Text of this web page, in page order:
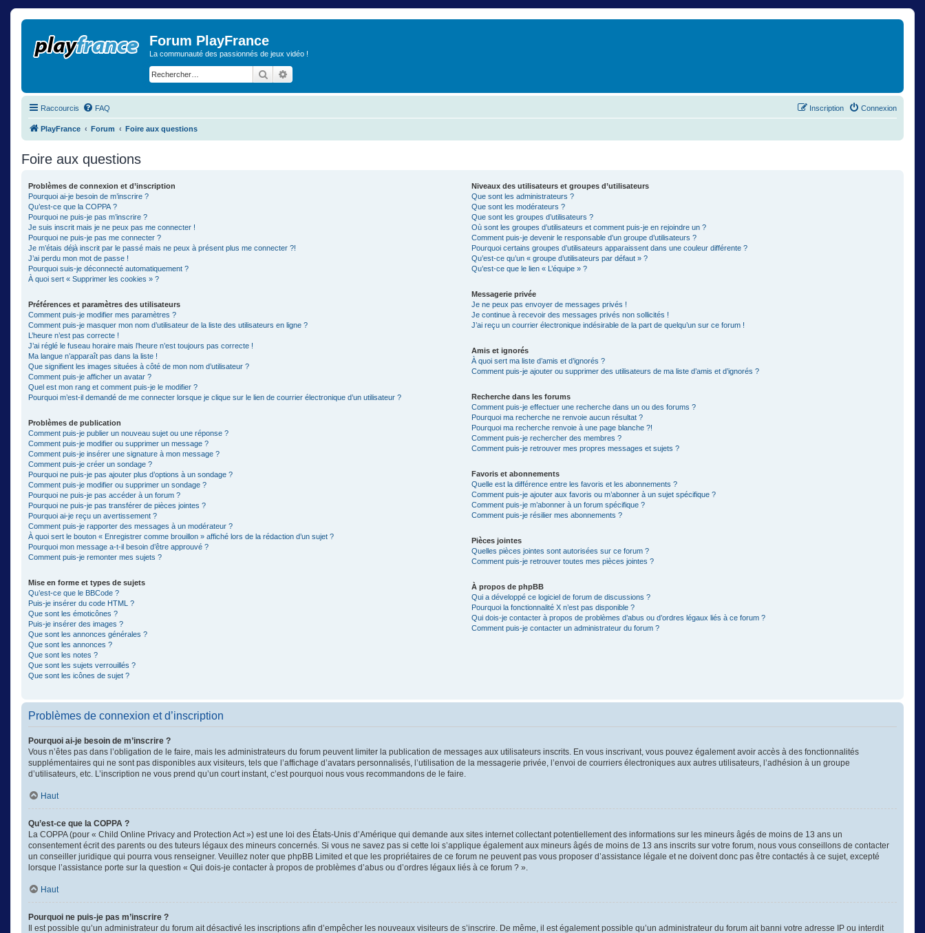
Forum PlayFrance
La communauté des passionnés de jeux vidéo !
Rechercher
Raccourcis FAQ Connexion
Inscription
PlayFrance Forum Foire aux questions
Foire aux questions
Problèmes de connexion et d’inscription
Pourquoi ai-je besoin de m’inscrire ?
Qu’est-ce que la COPPA ?
Pourquoi ne puis-je pas m’inscrire ?
Je suis inscrit mais je ne peux pas me connecter !
Pourquoi ne puis-je pas me connecter ?
Je m’étais déjà inscrit par le passé mais ne peux à présent plus me connecter ?!
J’ai perdu mon mot de passe !
Pourquoi suis-je déconnecté automatiquement ?
À quoi sert « Supprimer les cookies » ?
Préférences et paramètres des utilisateurs
Comment puis-je modifier mes paramètres ?
Comment puis-je masquer mon nom d’utilisateur de la liste des utilisateurs en ligne ?
L’heure n’est pas correcte !
J’ai réglé le fuseau horaire mais l’heure n’est toujours pas correcte !
Ma langue n’apparaît pas dans la liste !
Que signifient les images situées à côté de mon nom d’utilisateur ?
Comment puis-je afficher un avatar ?
Quel est mon rang et comment puis-je le modifier ?
Pourquoi m’est-il demandé de me connecter lorsque je clique sur le lien de courrier électronique d’un utilisateur ?
Problèmes de publication
Comment puis-je publier un nouveau sujet ou une réponse ?
Comment puis-je modifier ou supprimer un message ?
Comment puis-je insérer une signature à mon message ?
Comment puis-je créer un sondage ?
Pourquoi ne puis-je pas ajouter plus d’options à un sondage ?
Comment puis-je modifier ou supprimer un sondage ?
Pourquoi ne puis-je pas accéder à un forum ?
Pourquoi ne puis-je pas transférer de pièces jointes ?
Pourquoi ai-je reçu un avertissement ?
Comment puis-je rapporter des messages à un modérateur ?
À quoi sert le bouton « Enregistrer comme brouillon » affiché lors de la rédaction d’un sujet ?
Pourquoi mon message a-t-il besoin d’être approuvé ?
Comment puis-je remonter mes sujets ?
Mise en forme et types de sujets
Qu’est-ce que le BBCode ?
Puis-je insérer du code HTML ?
Que sont les émoticônes ?
Puis-je insérer des images ?
Que sont les annonces générales ?
Que sont les annonces ?
Que sont les notes ?
Que sont les sujets verrouillés ?
Que sont les icônes de sujet ?
Niveaux des utilisateurs et groupes d’utilisateurs
Que sont les administrateurs ?
Que sont les modérateurs ?
Que sont les groupes d’utilisateurs ?
Où sont les groupes d’utilisateurs et comment puis-je en rejoindre un ?
Comment puis-je devenir le responsable d’un groupe d’utilisateurs ?
Pourquoi certains groupes d’utilisateurs apparaissent dans une couleur différente ?
Qu’est-ce qu’un « groupe d’utilisateurs par défaut » ?
Qu’est-ce que le lien « L’équipe » ?
Messagerie privée
Je ne peux pas envoyer de messages privés !
Je continue à recevoir des messages privés non sollicités !
J’ai reçu un courrier électronique indésirable de la part de quelqu’un sur ce forum !
Amis et ignorés
À quoi sert ma liste d’amis et d’ignorés ?
Comment puis-je ajouter ou supprimer des utilisateurs de ma liste d’amis et d’ignorés ?
Recherche dans les forums
Comment puis-je effectuer une recherche dans un ou des forums ?
Pourquoi ma recherche ne renvoie aucun résultat ?
Pourquoi ma recherche renvoie à une page blanche ?!
Comment puis-je rechercher des membres ?
Comment puis-je retrouver mes propres messages et sujets ?
Favoris et abonnements
Quelle est la différence entre les favoris et les abonnements ?
Comment puis-je ajouter aux favoris ou m’abonner à un sujet spécifique ?
Comment puis-je m’abonner à un forum spécifique ?
Comment puis-je résilier mes abonnements ?
Pièces jointes
Quelles pièces jointes sont autorisées sur ce forum ?
Comment puis-je retrouver toutes mes pièces jointes ?
À propos de phpBB
Qui a développé ce logiciel de forum de discussions ?
Pourquoi la fonctionnalité X n’est pas disponible ?
Qui dois-je contacter à propos de problèmes d’abus ou d’ordres légaux liés à ce forum ?
Comment puis-je contacter un administrateur du forum ?
Problèmes de connexion et d’inscription
Pourquoi ai-je besoin de m’inscrire ?
Vous n’êtes pas dans l’obligation de le faire, mais les administrateurs du forum peuvent limiter la publication de messages aux utilisateurs inscrits. En vous inscrivant, vous pouvez également avoir accès à des fonctionnalités
supplémentaires qui ne sont pas disponibles aux visiteurs, tels que l’affichage d’avatars personnalisés, l’utilisation de la messagerie privée, l’envoi de courriers électroniques aux autres utilisateurs, l’adhésion à un groupe
d’utilisateurs, etc. L’inscription ne vous prend qu’un court instant, c’est pourquoi nous vous recommandons de le faire.
Haut
Qu’est-ce que la COPPA ?
La COPPA (pour « Child Online Privacy and Protection Act ») est une loi des États-Unis d’Amérique qui demande aux sites internet collectant potentiellement des informations sur les mineurs âgés de moins de 13 ans un
consentement écrit des parents ou des tuteurs légaux des mineurs concernés. Si vous ne savez pas si cette loi s’applique également aux mineurs âgés de moins de 13 ans inscrits sur votre forum, nous vous conseillons de contacter
un conseiller juridique qui pourra vous renseigner. Veuillez noter que phpBB Limited et que les propriétaires de ce forum ne peuvent pas vous proposer d’assistance légale et ne doivent donc pas être contactés à ce sujet, excepté
lorsque l’assistance porte sur la question « Qui dois-je contacter à propos de problèmes d’abus ou d’ordres légaux liés à ce forum ? ».
Haut
Pourquoi ne puis-je pas m’inscrire ?
Il est possible qu’un administrateur du forum ait désactivé les inscriptions afin d’empêcher les nouveaux visiteurs de s’inscrire. De même, il est également possible qu’un administrateur du forum ait banni votre adresse IP ou interdit